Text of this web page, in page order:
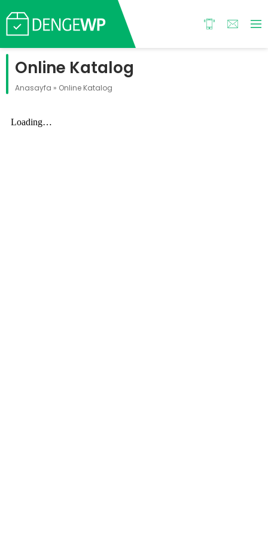
Online Katalog
Anasayfa » Online Katalog